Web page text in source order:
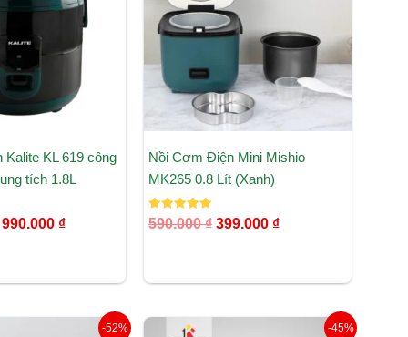
Kalite KL 619 công
tích 1.8L
990.000 ₫
990.000 ₫.
Nồi Cơm Điện Mini Mishio
MK265 0.8 Lít (Xanh)
Được xếp
hạng
590.000₫ 399.000 ₫
-52% -45%